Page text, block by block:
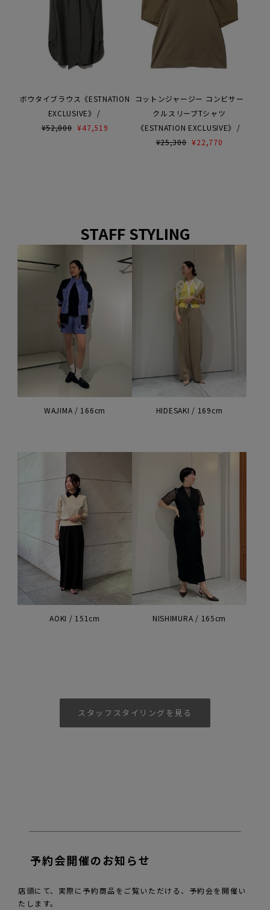
ボウタイブラウス《ESTNATION
EXCLUSIVE》
¥52,800 ¥47,519
コットンジャージー コンビサー
クルスリーブTシャツ
《ESTNATION EXCLUSIVE》
¥25,300 ¥22,770
STAFF STYLING
WAJIMA / 166cm HIDESAKI / 169cm
AOKI / 151cm NISHIMURA / 165cm
スタッフスタイリングを見る
予約会開催のお知らせ
店頭にて、実際に予約商品をご覧いただける、予約会を開催い
たします。